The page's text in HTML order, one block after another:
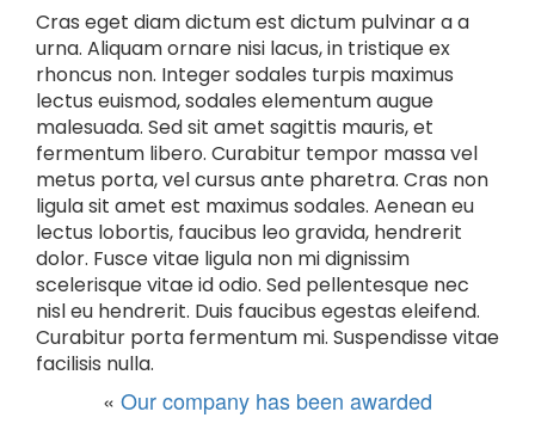
Cras eget diam dictum est dictum pulvinar a a
urna. Aliquam ornare nisi lacus, in tristique ex
rhoncus non. Integer sodales turpis maximus
lectus euismod, sodales elementum augue
malesuada. Sed sit amet sagittis mauris, et
fermentum libero. Curabitur tempor massa vel
metus porta, vel cursus ante pharetra. Cras non
ligula sit amet est maximus sodales. Aenean eu
lectus lobortis, faucibus leo gravida, hendrerit
dolor. Fusce vitae ligula non mi dignissim
scelerisque vitae id odio. Sed pellentesque nec
nisl eu hendrerit. Duis faucibus egestas eleifend.
Curabitur porta fermentum mi. Suspendisse vitae
facilisis nulla.
« Our company has been awarded